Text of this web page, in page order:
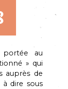
portée au
» qui
auprès de
à dire sous